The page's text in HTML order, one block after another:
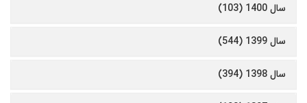
سال 1400 (103)
سال 1399 (544)
سال 1398 (394)